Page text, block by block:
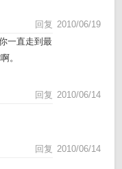
2010/06/19
回复
一直走到最
。
2010/06/14
回复
2010/06/14
回复